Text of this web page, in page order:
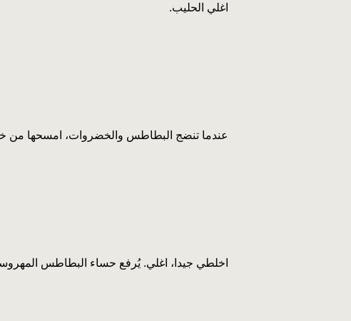
اغلي الحليب.
عندما تنضج البطاطس والخضروات، امسحها من
اخلطي جيدا، اغلي. يُرفع حساء البطاطس